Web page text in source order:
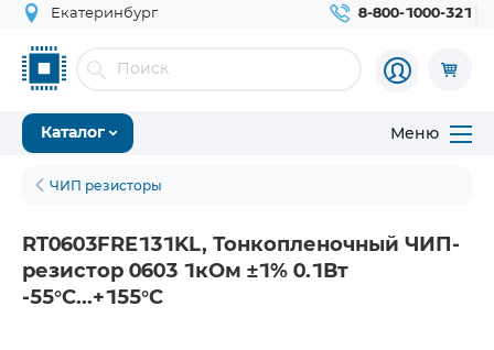
Екатеринбург 8-800-1000-321
Каталог Меню
ЧИП резисторы
RT0603FRE131KL, Тонкопленочный ЧИП-
резистор 0603 1кОм ±1% 0.1Вт
-55°С...+155°С